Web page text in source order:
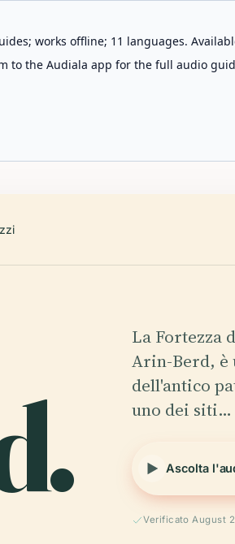
works offline; 11 languages.
to the Audiala app for the full audio
La Fortezza
Arin-Berd, è
dell'antico
uno dei siti…
Ascolta
Verificato August